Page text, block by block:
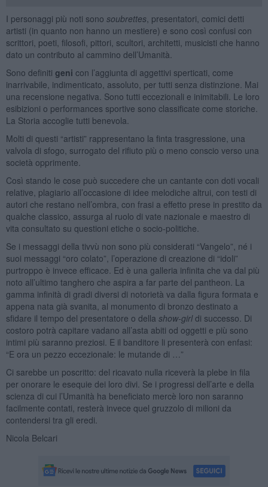
I personaggi più noti sono soubrettes, presentatori, comici detti
artisti (in quanto non hanno un mestiere) e sono così confusi con
scrittori, poeti, filosofi, pittori, scultori, architetti, musicisti che hanno
dato un contributo al cammino dell’Umanità.
Sono definiti geni con l’aggiunta di aggettivi sperticati, come
inarrivabile, indimenticato, assoluto, per tutti senza distinzione. Mai
una recensione negativa. Sono tutti eccezionali e inimitabili. Le loro
esibizioni o performances sportive sono classificate come storiche.
La Storia accoglie tutti benevola.
Molti di questi “artisti” rappresentano la finta trasgressione, una
valvola di sfogo, surrogato del rifiuto più o meno conscio verso una
società opprimente.
Così stando le cose può succedere che un cantante con doti vocali
relative, plagiario all’occasione di idee melodiche altrui, con testi di
autori che restano nell’ombra, con frasi a effetto prese in prestito da
qualche classico, assurga al ruolo di vate nazionale e maestro di
vita consultato su questioni etiche o socio-politiche.
Se i messaggi della tivvù non sono più considerati “Vangelo”, né i
suoi messaggi “oro colato”, l’operazione di creazione di “idoli”
purtroppo è invece efficace. Ed è una galleria infinita che va dal più
noto all’ultimo tanghero che aspira a far parte del pantheon. La
gamma infinità di gradi diversi di notorietà va dalla figura formata e
appena nata già svanita, al monumento di bronzo destinato a
sfidare il tempo del presentatore o della show-girldi successo. Di
costoro potrà capitare vadano all’asta abiti od oggetti e più sono
intimi più saranno preziosi. E il banditore li presenterà con enfasi:
“E ora un pezzo eccezionale: le mutande di …”
Ci sarebbe un poscritto: del ricavato nulla riceverà la plebe in fila
per onorare le esequie dei loro divi. Se i progressi dell’arte e della
scienza di cui l’Umanità ha beneficiato mercè loro non saranno
facilmente contati, resterà invece quel gruzzolo di milioni da
contendersi tra gli eredi.
Nicola Belcari